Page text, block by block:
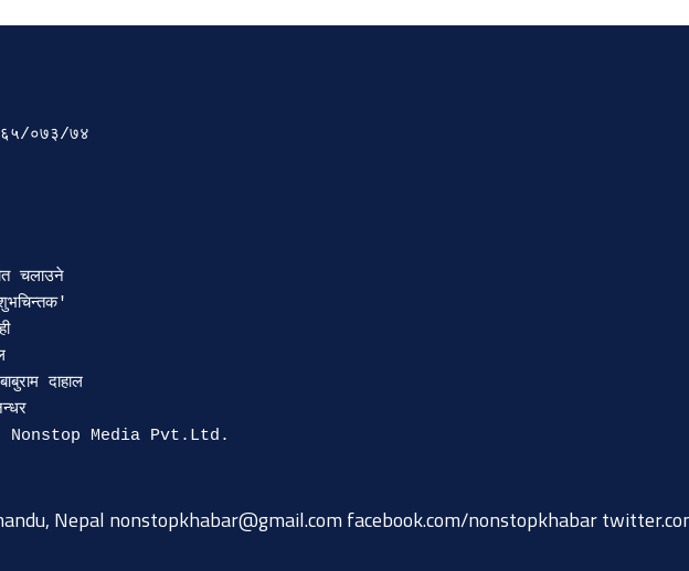
०७३/७४
चलाउने
दाहाल
Nepal nonstopkhabar@gmail.com facebook.com/nonstopkhabar